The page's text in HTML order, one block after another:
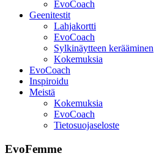
EvoCoach
Geenitestit
Lahjakortti
EvoCoach
Sylkinäytteen kerääminen
Kokemuksia
EvoCoach
Inspiroidu
Meistä
Kokemuksia
EvoCoach
Tietosuojaseloste
EvoFemme